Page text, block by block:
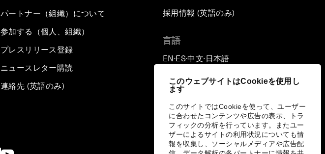
このウェブサイトはCookieを使用し
ます
このサイトではCookieを使って、ユーザー
に合わせたコンテンツや広告の表示、トラ
フィックの分析を行っています。またユー
ザーによるサイトの利用状況についても情
報を収集し、ソーシャルメディアや広告配
パートナー（組織）について
参加する（個人、組織）
プレスリリース登録
ニュースレター購読
連絡先 (英語のみ)
採用情報 (英語のみ)
言語
EN ▪ES▪中文▪ 日本語